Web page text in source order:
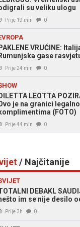
su veliku ulogu
Prije 19 min 0
VRUĆINE:
gase
Prije 24 min 0
LEOTTA
je na granici
(FOTO)
Prije 44 min 0
/ Najčitanije
DEBAKL
im se nije desilo
Prije 3h 0